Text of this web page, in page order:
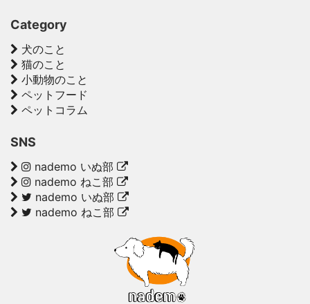
Category
犬のこと
猫のこと
小動物のこと
ペットフード
ペットコラム
SNS
nademo いぬ部
nademo ねこ部
nademo いぬ部
nademo ねこ部